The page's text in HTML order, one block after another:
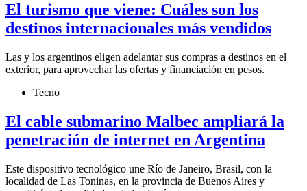
El turismo que viene: Cuáles son los
destinos internacionales más vendidos
Las y los argentinos eligen adelantar sus compras a destinos en el
exterior, para aprovechar las ofertas y financiación en pesos.
Tecno
El cable submarino Malbec ampliará la
penetración de internet en Argentina
Este dispositivo tecnológico une Río de Janeiro, Brasil, con la
localidad de Las Toninas, en la provincia de Buenos Aires y